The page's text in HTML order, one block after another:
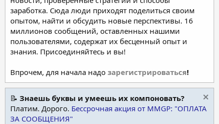
заработка. Сюда люди приходят поделиться своим
опытом, найти и обсудить новые перспективы. 16
миллионов сообщений, оставленных нашими
пользователями, содержат их бесценный опыт и
знания. Присоединяйтесь и вы!
Впрочем, для начала надо зарегистрироваться!
📝 Знаешь буквы и умеешь их компоновать?
Платим. Дорого. Бессрочная акция от MMGP: "ОПЛАТА
ЗА СООБЩЕНИЯ"